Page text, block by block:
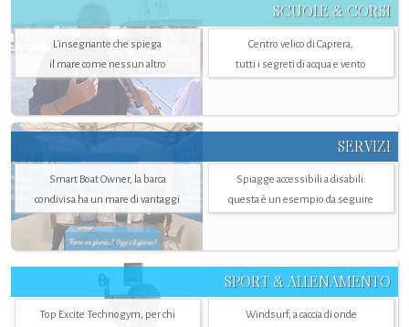
SCUOLE & CORSI
L'insegnante che spiega
il mare come nessun altro
Centro velico di Caprera,
tutti i segreti di acqua e vento
SERVIZI
Smart Boat Owner, la barca
condivisa ha un mare di vantaggi
Spiagge accessibili a disabili:
questa è un esempio da seguire
SPORT & ALLENAMENTO
Top Excite Technogym, per chi
Windsurf, a caccia di onde